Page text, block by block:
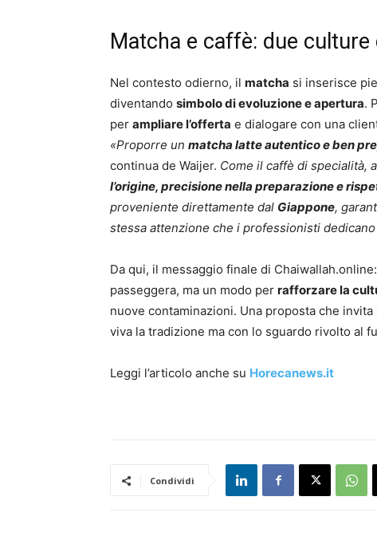
Matcha e caffè: due
Nel contesto odierno, il matcha si inserisce
diventando simbolo di evoluzione e apertura.
per ampliare l’offerta e dialogare con una
«Proporre un matcha latte autentico e ben
continua de Waijer. Come il caffè di specialità,
l’origine, precisione nella preparazione e
proveniente direttamente dal Giappone,
stessa attenzione che i professionisti
Da qui, il messaggio finale di
passeggera, ma un modo per rafforzare la
nuove contaminazioni. Una proposta che invita
viva la tradizione ma con lo sguardo rivolto al
Leggi l’articolo anche su Horecanews.it
Condividi